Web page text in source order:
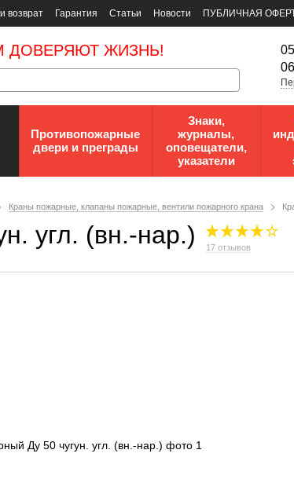
возврат Гарантия Статьи Новости
ПУБЛИЧНАЯ
ДОВЕРЯЮТ ЖИЗНЬ!
Противопожарные
двери и преграды
Знаки,
журналы,
оповещатели,
указатели
Краны пожарные, клапаны пожарные, вентили пожарного крана
угл. (вн.-нар.) 17 отзывов